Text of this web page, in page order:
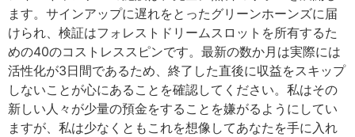
ます。サインアップに遅れをとったグリーンホーンズに届
けられ、検証はフォレストドリームスロットを所有するた
めの40のコストレススピンです。最新の数か月は実際には
活性化が3日間であるため、終了した直後に収益をスキップ
しないことが心にあることを確認してください。私はその
新しい人々が少量の預金をすることを嫌がるようにしてい
ますが、私は少なくともこれを想像してあなたを手に入れ